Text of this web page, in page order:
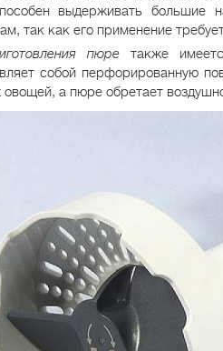
выдерживать большие
так как его применение
пюре также
собой перфорированную
овощей, а пюре обретает